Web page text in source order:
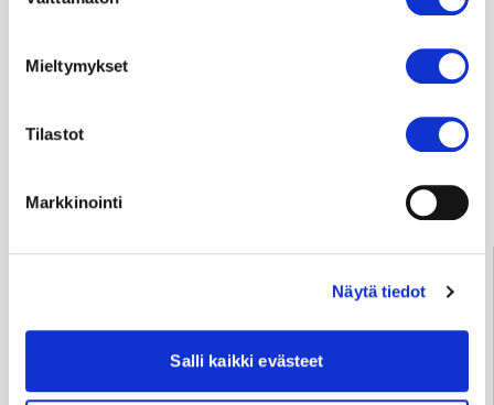
Mieltymykset
Tilastot
Markkinointi
Näytä tiedot
Salli kaikki evästeet
Palve­lu­neu­vonta
Arkisin klo 7.30–15
info@sydansairaala.fi
Jos haluat perua ajan tai sinulla on kysyttävää hoitoosi